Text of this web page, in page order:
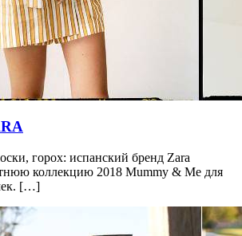
горох: испанский бренд Zara
коллекцию 2018 Mummy & Me для
[…]